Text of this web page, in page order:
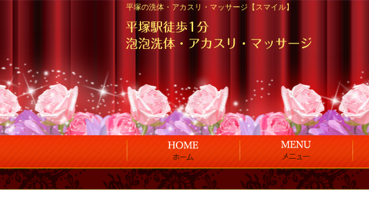
平塚の洗体・アカスリ・マッサージ【スマイル】